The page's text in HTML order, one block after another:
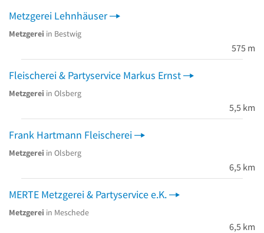
Metzgerei Lehnhäuser
Metzgerei in Bestwig
575 m
Fleischerei & Partyservice Markus Ernst
Metzgerei in Olsberg
5,5 km
Frank Hartmann Fleischerei
Metzgerei in Olsberg
6,5 km
MERTE Metzgerei & Partyservice e.K.
Metzgerei in Meschede
6,5 km